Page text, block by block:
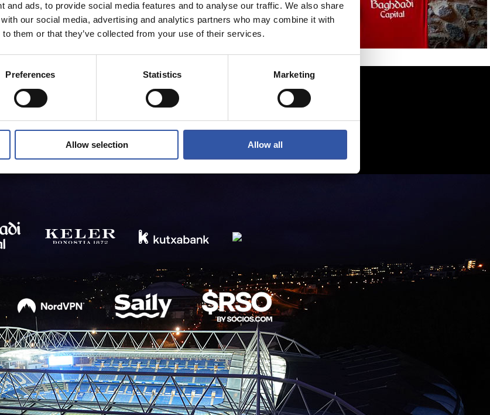
and ads, to provide social media features and to analyse our traffic. We also share
our social media, advertising and analytics partners who may combine it with
them or that they’ve collected from your use of their services.
Preferences Statistics Marketing
Allow selection Allow all